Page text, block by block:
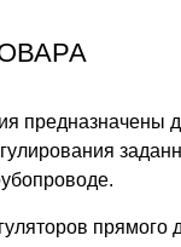
предназначены
прямого